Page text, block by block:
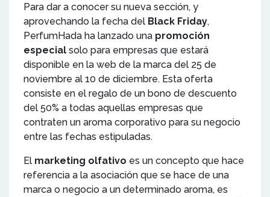
Para dar a conocer su nueva sección, y
aprovechando la fecha del Black Friday,
PerfumHada ha lanzado una promoción
especial solo para empresas que estará
disponible en la web de la marca del 25 de
noviembre al 10 de diciembre. Esta oferta
consiste en el regalo de un bono de descuento
del 50% a todas aquellas empresas que
contraten un aroma corporativo para su negocio
entre las fechas estipuladas.
El marketing olfativo es un concepto que hace
referencia a la asociación que se hace de una
marca o negocio a un determinado aroma, es